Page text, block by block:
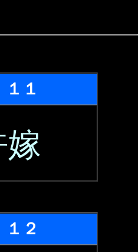
１１
嫁
１２